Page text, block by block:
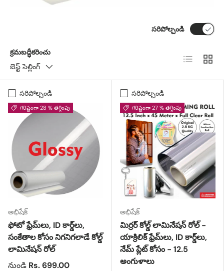
క్రమబద్ధీకరించు
బెస్ట్ సెల్లింగ్
సరిపోల్చండి
జాబితాగ్రిడ్
సరిపోల్చండి
గరిష్టంగా 28 % తగ్గింపు
అభిషేక్
ఫోటో ఫ్రేమ్‌లు, ID కార్డ్‌లు,
సంకేతాల కోసం నిగనిగలాడే కోల్డ్
లామినేషన్ రోల్
నుండి Rs. 699.00
సరిపోల్చండి
గరిష్టంగా 27 % తగ్గింపు
అభిషేక్
మిర్రర్ కోల్డ్ లామినేషన్ రోల్ -
యాక్రిలిక్ ఫ్రేమ్‌లు, ID కార్డ్‌లు,
నేమ్ ప్లేట్ కోసం - 12.5
అంగుళాలు